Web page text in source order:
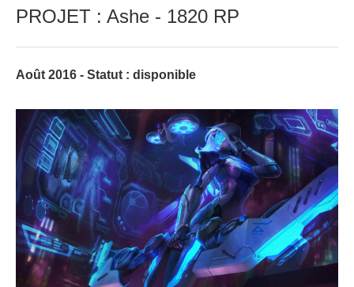
PROJET : Ashe - 1820 RP
Août 2016 - Statut : disponible